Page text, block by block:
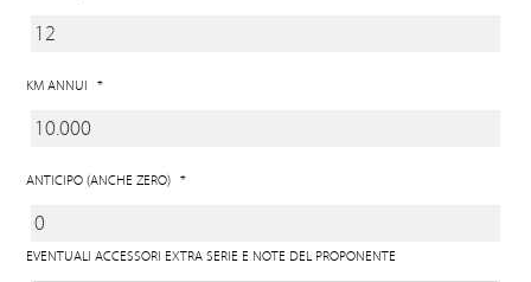
KM ANNUI *
ANTICIPO (ANCHE ZERO) *
EVENTUALI ACCESSORI EXTRA SERIE E NOTE DEL PROPONENTE